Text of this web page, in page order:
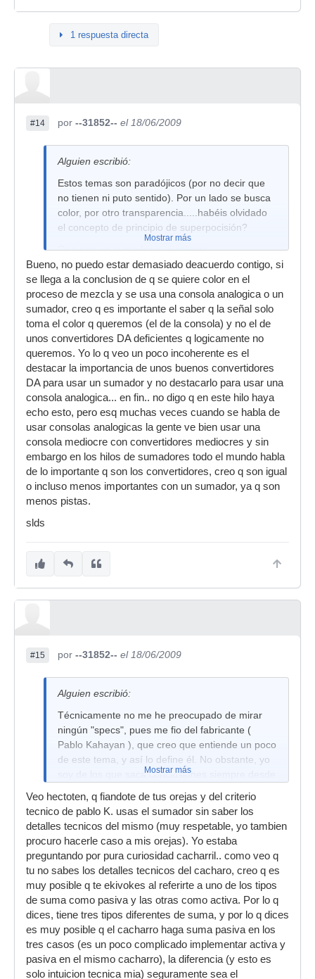
1 respuesta directa
#14 por --31852-- el 18/06/2009
Alguien escribió:
Estos temas son paradójicos (por no decir que
no tienen ni puto sentido). Por un lado se busca
color, por otro transparencia.....habéis olvidado
el concepto de principio de superpocisión?
Que pon un sumador que coloree
descaradamente la señal.......eso si el DAC/ADC
debe de ser lo más lineal del universo.
(algo que no tiene ni pies ni cabeza ni desde la
técnica, ni desde el sentido común).
Viva la astrología!
Mostrar más
Bueno, no puedo estar demasiado deacuerdo contigo, si
se llega a la conclusion de q se quiere color en el
proceso de mezcla y se usa una consola analogica o un
sumador, creo q es importante el saber q la señal solo
toma el color q queremos (el de la consola) y no el de
unos convertidores DA deficientes q logicamente no
queremos. Yo lo q veo un poco incoherente es el
destacar la importancia de unos buenos convertidores
DA para usar un sumador y no destacarlo para usar una
consola analogica... en fin.. no digo q en este hilo haya
echo esto, pero esq muchas veces cuando se habla de
usar consolas analogicas la gente ve bien usar una
consola mediocre con convertidores mediocres y sin
embargo en los hilos de sumadores todo el mundo habla
de lo importante q son los convertidores, creo q son igual
o incluso menos importantes con un sumador, ya q son
menos pistas.
slds
#15 por --31852-- el 18/06/2009
Alguien escribió:
Técnicamente no me he preocupado de mirar
ningún "specs", pues me fio del fabricante (
Pablo Kahayan ), que creo que entiende un poco
de este tema, y así lo define él. No obstante, yo
soy de los que saca conclusiones siempre desde
enterado o he escuchado, o "teoricamente" debe
de ser o tiene que ser y en este sentido, es
cierto que no colorea "aparentemente" la
mezcla. Nada que ver con la suma pasiva.
Yo intento abstraerme de cualquier efecto
placebo cuando puedo probar y trabajar con
cualquier equipo, y siempre tener mi oido bien
atento, entrenado, y entonces sacar
conclusiones.
Mostrar más
Veo hectoten, q fiandote de tus orejas y del criterio
tecnico de pablo K. usas el sumador sin saber los
detalles tecnicos del mismo (muy respetable, yo tambien
procuro hacerle caso a mis orejas). Yo estaba
preguntando por pura curiosidad cacharril.. como veo q
tu no sabes los detalles tecnicos del cacharo, creo q es
muy posible q te ekivokes al referirte a uno de los tipos
de suma como pasiva y las otras como activa. Por lo q
dices, tiene tres tipos diferentes de suma, y por lo q dices
es muy posible q el cacharro haga suma pasiva en los
tres casos (es un poco complicado implementar activa y
pasiva en el mismo cacharro), la diferencia (y esto es
solo intuicion tecnica mia) seguramente sea el